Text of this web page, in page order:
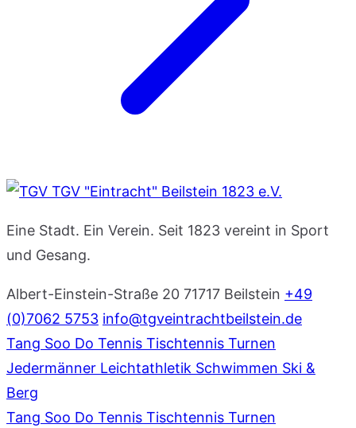
TGV "Eintracht" Beilstein 1823 e.V.
Eine Stadt. Ein Verein. Seit 1823 vereint in Sport
und Gesang.
Albert-Einstein-Straße 20 71717 Beilstein +49
(0)7062 5753 info@tgveintrachtbeilstein.de
Tang Soo Do Tennis Tischtennis Turnen
Jedermänner Leichtathletik Schwimmen Ski &
Berg
Tang Soo Do Tennis Tischtennis Turnen